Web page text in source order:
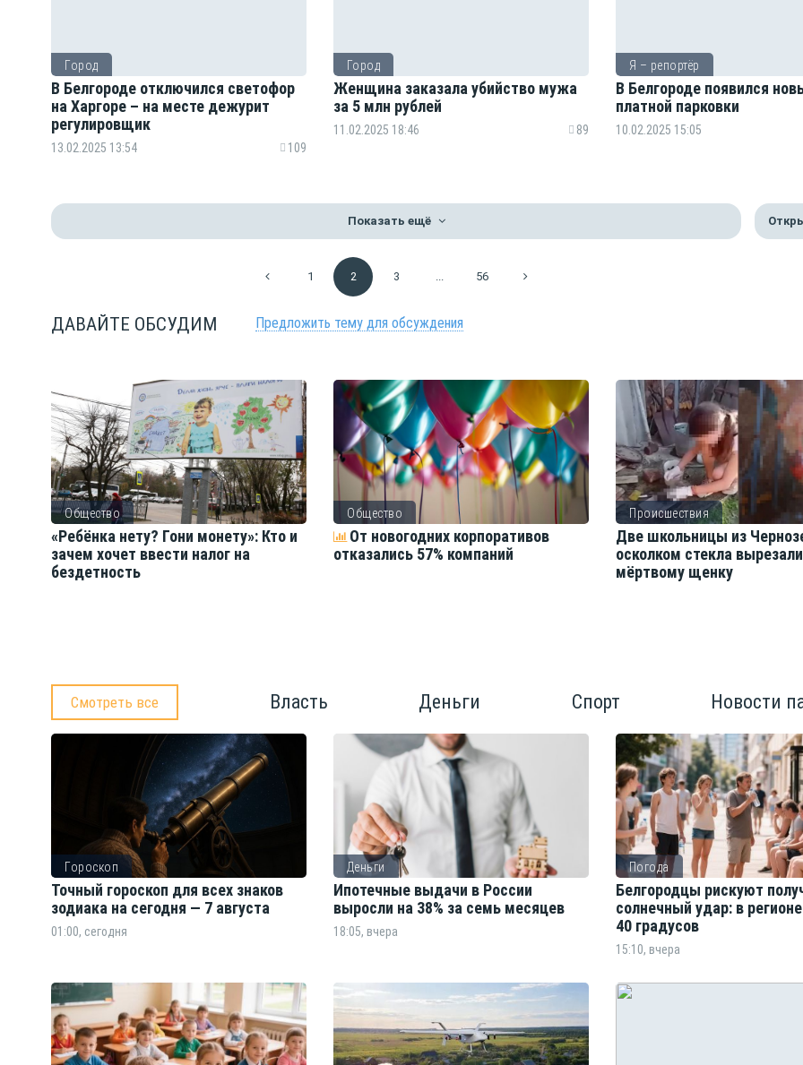
Город
В Белгороде отключился светофор
на Харгоре – на месте дежурит
регулировщик
13.02.2025 13:54 109
Город
Женщина заказала убийство мужа
за 5 млн рублей
11.02.2025 18:46 89
Я – репортёр
В Белгороде появился
платной парковки
10.02.2025 15:05
Показать ещё
1 2 3 ... 56
ДАВАЙТЕ ОБСУДИМ Предложить тему для обсуждения
Общество
«Ребёнка нету? Гони монету»: Кто и
зачем хочет ввести налог на
бездетность
Общество
От новогодних корпоративов
отказались 57% компаний
Происшествия
Две школьницы из
осколком стекла
мёртвому щенку
Смотреть все Власть Деньги Спорт Новости
Гороскоп
Точный гороскоп для всех знаков
зодиака на сегодня — 7 августа
01:00, сегодня
Деньги
Ипотечные выдачи в России
выросли на 38% за семь месяцев
18:05, вчера
Погода
Белгородцы рискуют
солнечный удар: в
40 градусов
15:10, вчера